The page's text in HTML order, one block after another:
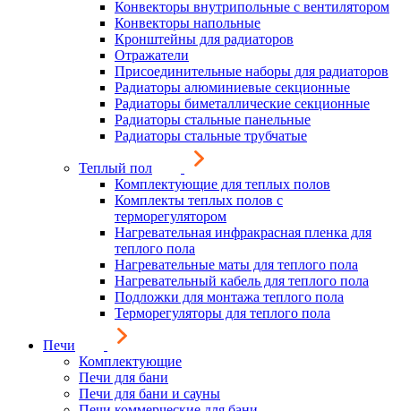
Конвекторы внутрипольные с вентилятором
Конвекторы напольные
Кронштейны для радиаторов
Отражатели
Присоединительные наборы для радиаторов
Радиаторы алюминиевые секционные
Радиаторы биметаллические секционные
Радиаторы стальные панельные
Радиаторы стальные трубчатые
Теплый пол
Комплектующие для теплых полов
Комплекты теплых полов с
терморегулятором
Нагревательная инфракрасная пленка для
теплого пола
Нагревательные маты для теплого пола
Нагревательный кабель для теплого пола
Подложки для монтажа теплого пола
Терморегуляторы для теплого пола
Печи
Комплектующие
Печи для бани
Печи для бани и сауны